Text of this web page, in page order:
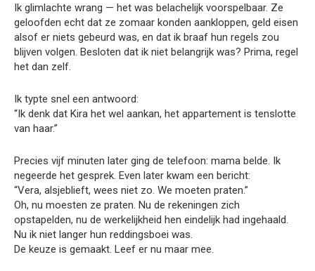
Ik glimlachte wrang — het was belachelijk voorspelbaar. Ze
geloofden echt dat ze zomaar konden aankloppen, geld eisen
alsof er niets gebeurd was, en dat ik braaf hun regels zou
blijven volgen. Besloten dat ik niet belangrijk was? Prima, regel
het dan zelf.
Ik typte snel een antwoord:
“Ik denk dat Kira het wel aankan, het appartement is tenslotte
van haar.”
Precies vijf minuten later ging de telefoon: mama belde. Ik
negeerde het gesprek. Even later kwam een bericht:
“Vera, alsjeblieft, wees niet zo. We moeten praten.”
Oh, nu moesten ze praten. Nu de rekeningen zich
opstapelden, nu de werkelijkheid hen eindelijk had ingehaald.
Nu ik niet langer hun reddingsboei was.
De keuze is gemaakt. Leef er nu maar mee.